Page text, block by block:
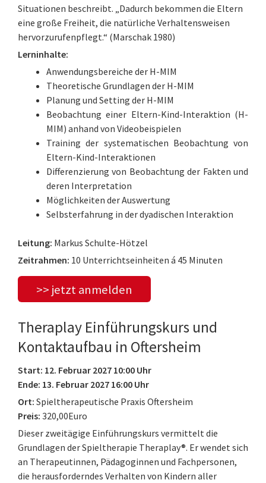
Situationen beschreibt. „Dadurch bekommen die Eltern
eine große Freiheit, die natürliche Verhaltensweisen
hervorzurufenpflegt.“ (Marschak 1980)
Lerninhalte:
Anwendungsbereiche der H-MIM
Theoretische Grundlagen der H-MIM
Planung und Setting der H-MIM
Beobachtung einer Eltern-Kind-Interaktion (H-
MIM) anhand von Videobeispielen
Training der systematischen Beobachtung von
Eltern-Kind-Interaktionen
Differenzierung von Beobachtung der Fakten und
deren Interpretation
Möglichkeiten der Auswertung
Selbsterfahrung in der dyadischen Interaktion
Leitung: Markus Schulte-Hötzel
Zeitrahmen: 10 Unterrichtseinheiten á 45 Minuten
>> jetzt anmelden
Theraplay Einführungskurs und
Kontaktaufbau in Oftersheim
Start: 12. Februar 2027 10:00 Uhr
Ende: 13. Februar 2027 16:00 Uhr
Ort: Spieltherapeutische Praxis Oftersheim
Preis: 320,00Euro
Dieser zweitägige Einführungskurs vermittelt die
Grundlagen der Spieltherapie Theraplay®. Er wendet sich
an Therapeutinnen, Pädagoginnen und Fachpersonen,
die herausforderndes Verhalten von Kindern aller